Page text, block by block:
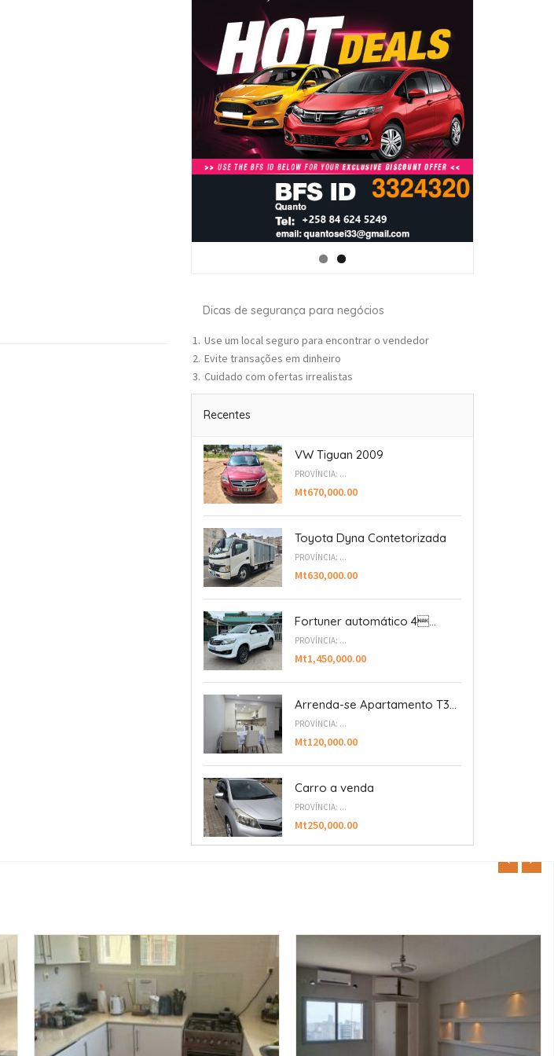
Dicas de segurança para negócios
Use um local seguro para encontrar o vendedor
Evite transações em dinheiro
Cuidado com ofertas irrealistas
Recentes
VW Tiguan 2009
PROVÍNCIA: ...
Mt670,000.00
Toyota Dyna Contetorizada
PROVÍNCIA: ...
Mt630,000.00
Fortuner automático 4...
PROVÍNCIA: ...
Mt1,450,000.00
Arrenda-se Apartamento T3...
PROVÍNCIA: ...
Mt120,000.00
Carro a venda
PROVÍNCIA: ...
Mt250,000.00